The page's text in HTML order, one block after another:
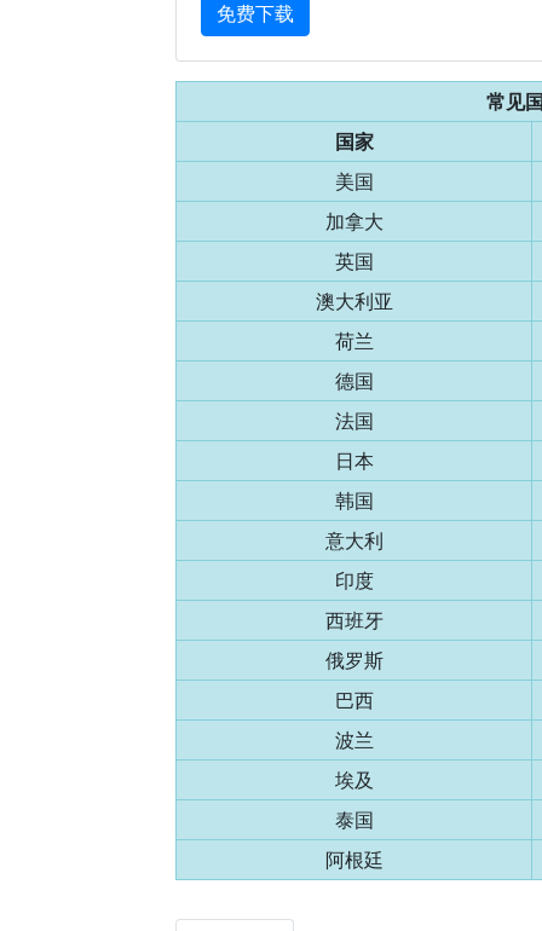
免费下载
常见
国家
美国
加拿大
英国
澳大利亚
荷兰
德国
法国
日本
韩国
意大利
印度
西班牙
俄罗斯
巴西
波兰
埃及
泰国
阿根廷